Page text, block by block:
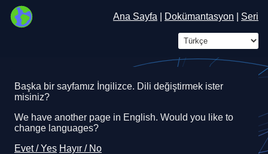
Ana Sayfa Dokümantasyon Seri
Başka bir sayfamız İngilizce. Dili değiştirmek ister
misiniz?
We have another page in English. Would you like to
change languages?
Evet / Yes Hayır / No